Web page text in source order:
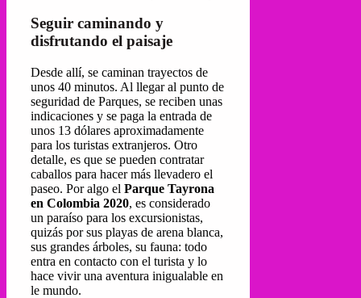
Seguir caminando y
disfrutando el paisaje
Desde allí, se caminan trayectos de
unos 40 minutos. Al llegar al punto de
seguridad de Parques, se reciben unas
indicaciones y se paga la entrada de
unos 13 dólares aproximadamente
para los turistas extranjeros. Otro
detalle, es que se pueden contratar
caballos para hacer más llevadero el
paseo. Por algo el Parque Tayrona
en Colombia 2020, es considerado
un paraíso para los excursionistas,
quizás por sus playas de arena blanca,
sus grandes árboles, su fauna: todo
entra en contacto con el turista y lo
hace vivir una aventura inigualable en
le mundo.